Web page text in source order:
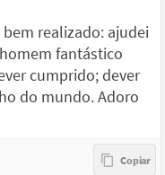
realizado: ajudei
fantástico
cumprido; dever
do mundo. Adoro